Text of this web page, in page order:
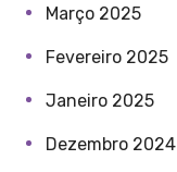
Março 2025
Fevereiro 2025
Janeiro 2025
Dezembro 2024